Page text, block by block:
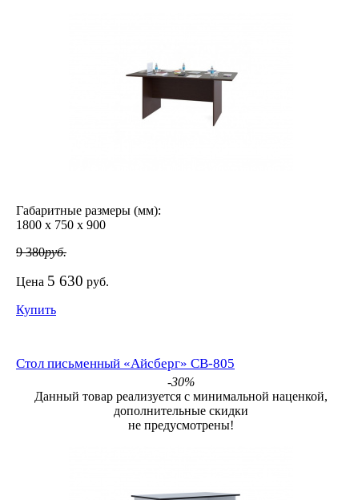
Габаритные размеры (мм):
1800 х 750 х 900
9 380руб.
Цена 5 630 руб.
Купить
Стол письменный «Айсберг» СВ-805
-30%
Данный товар реализуется с минимальной наценкой,
дополнительные скидки
не предусмотрены!